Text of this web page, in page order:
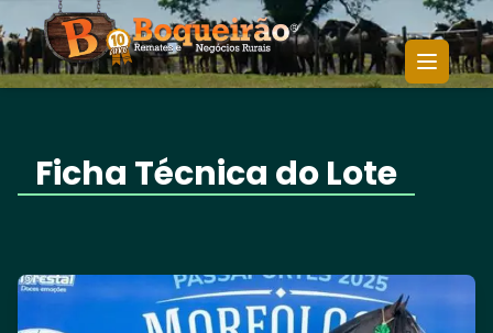
Início / VENDA PERMANENTE DE
COBERTURAS - CICLO 2025/2026
/
MARTIN
FIERRO DO
ITAÓ
Ficha Técnica do Lote